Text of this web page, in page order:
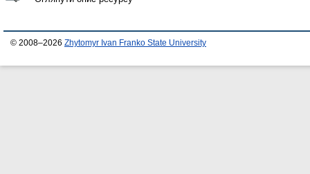
© 2008–2026 Zhytomyr Ivan Franko State University